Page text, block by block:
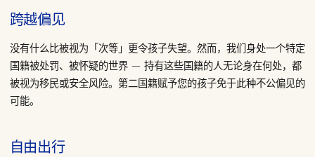
跨越偏见
没有什么比被视为「次等」更令孩子失望。然而，我们身处一个特定
国籍被处罚、被怀疑的世界 — 持有这些国籍的人无论身在何处，都
被视为移民或安全风险。第二国籍赋予您的孩子免于此种不公偏见的
可能。
自由出行